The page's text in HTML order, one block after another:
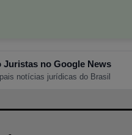
Juristas no Google News
notícias jurídicas do Brasil